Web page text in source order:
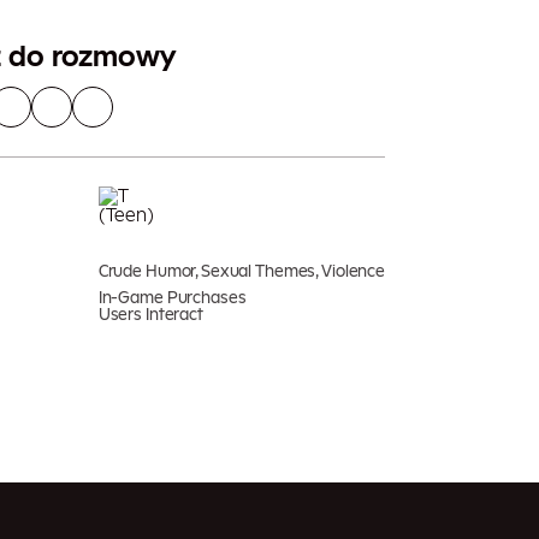
do rozmowy
Crude Humor, Sexual Themes, Violence
In-Game Purchases
Users Interact